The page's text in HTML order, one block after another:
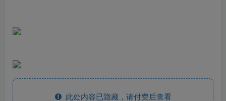
此处内容已隐藏，请付费后查看